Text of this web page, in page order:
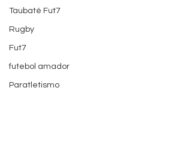
Taubaté Fut7
Rugby
Fut7
futebol amador
Paratletismo